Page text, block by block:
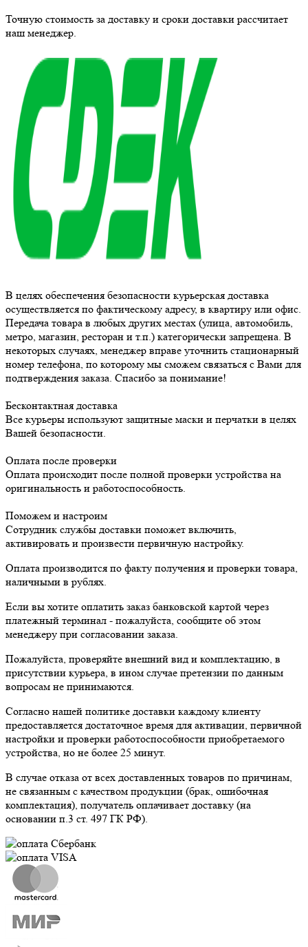
Точную стоимость за доставку и сроки доставки рассчитает
наш менеджер.
В целях обеспечения безопасности курьерская доставка
осуществляется по фактическому адресу, в квартиру или офис.
Передача товара в любых других местах (улица, автомобиль,
метро, магазин, ресторан и т.п.) категорически запрещена. В
некоторых случаях, менеджер вправе уточнить стационарный
номер телефона, по которому мы сможем связаться с Вами для
подтверждения заказа. Спасибо за понимание!
Бесконтактная доставка
Все курьеры используют защитные маски и перчатки в целях
Вашей безопасности.
Оплата после проверки
Оплата происходит после полной проверки устройства на
оригинальность и работоспособность.
Поможем и настроим
Сотрудник службы доставки поможет включить,
активировать и произвести первичную настройку.
Оплата производится по факту получения и проверки товара,
наличными в рублях.
Если вы хотите оплатить заказ банковской картой через
платежный терминал - пожалуйста, сообщите об этом
менеджеру при согласовании заказа.
Пожалуйста, проверяйте внешний вид и комплектацию, в
присутствии курьера, в ином случае претензии по данным
вопросам не принимаются.
Согласно нашей политике доставки каждому клиенту
предоставляется достаточное время для активации, первичной
настройки и проверки работоспособности приобретаемого
устройства, но не более 25 минут.
В случае отказа от всех доставленных товаров по причинам,
не связанным с качеством продукции (брак, ошибочная
комплектация), получатель оплачивает доставку (на
основании п.3 ст. 497 ГК РФ).